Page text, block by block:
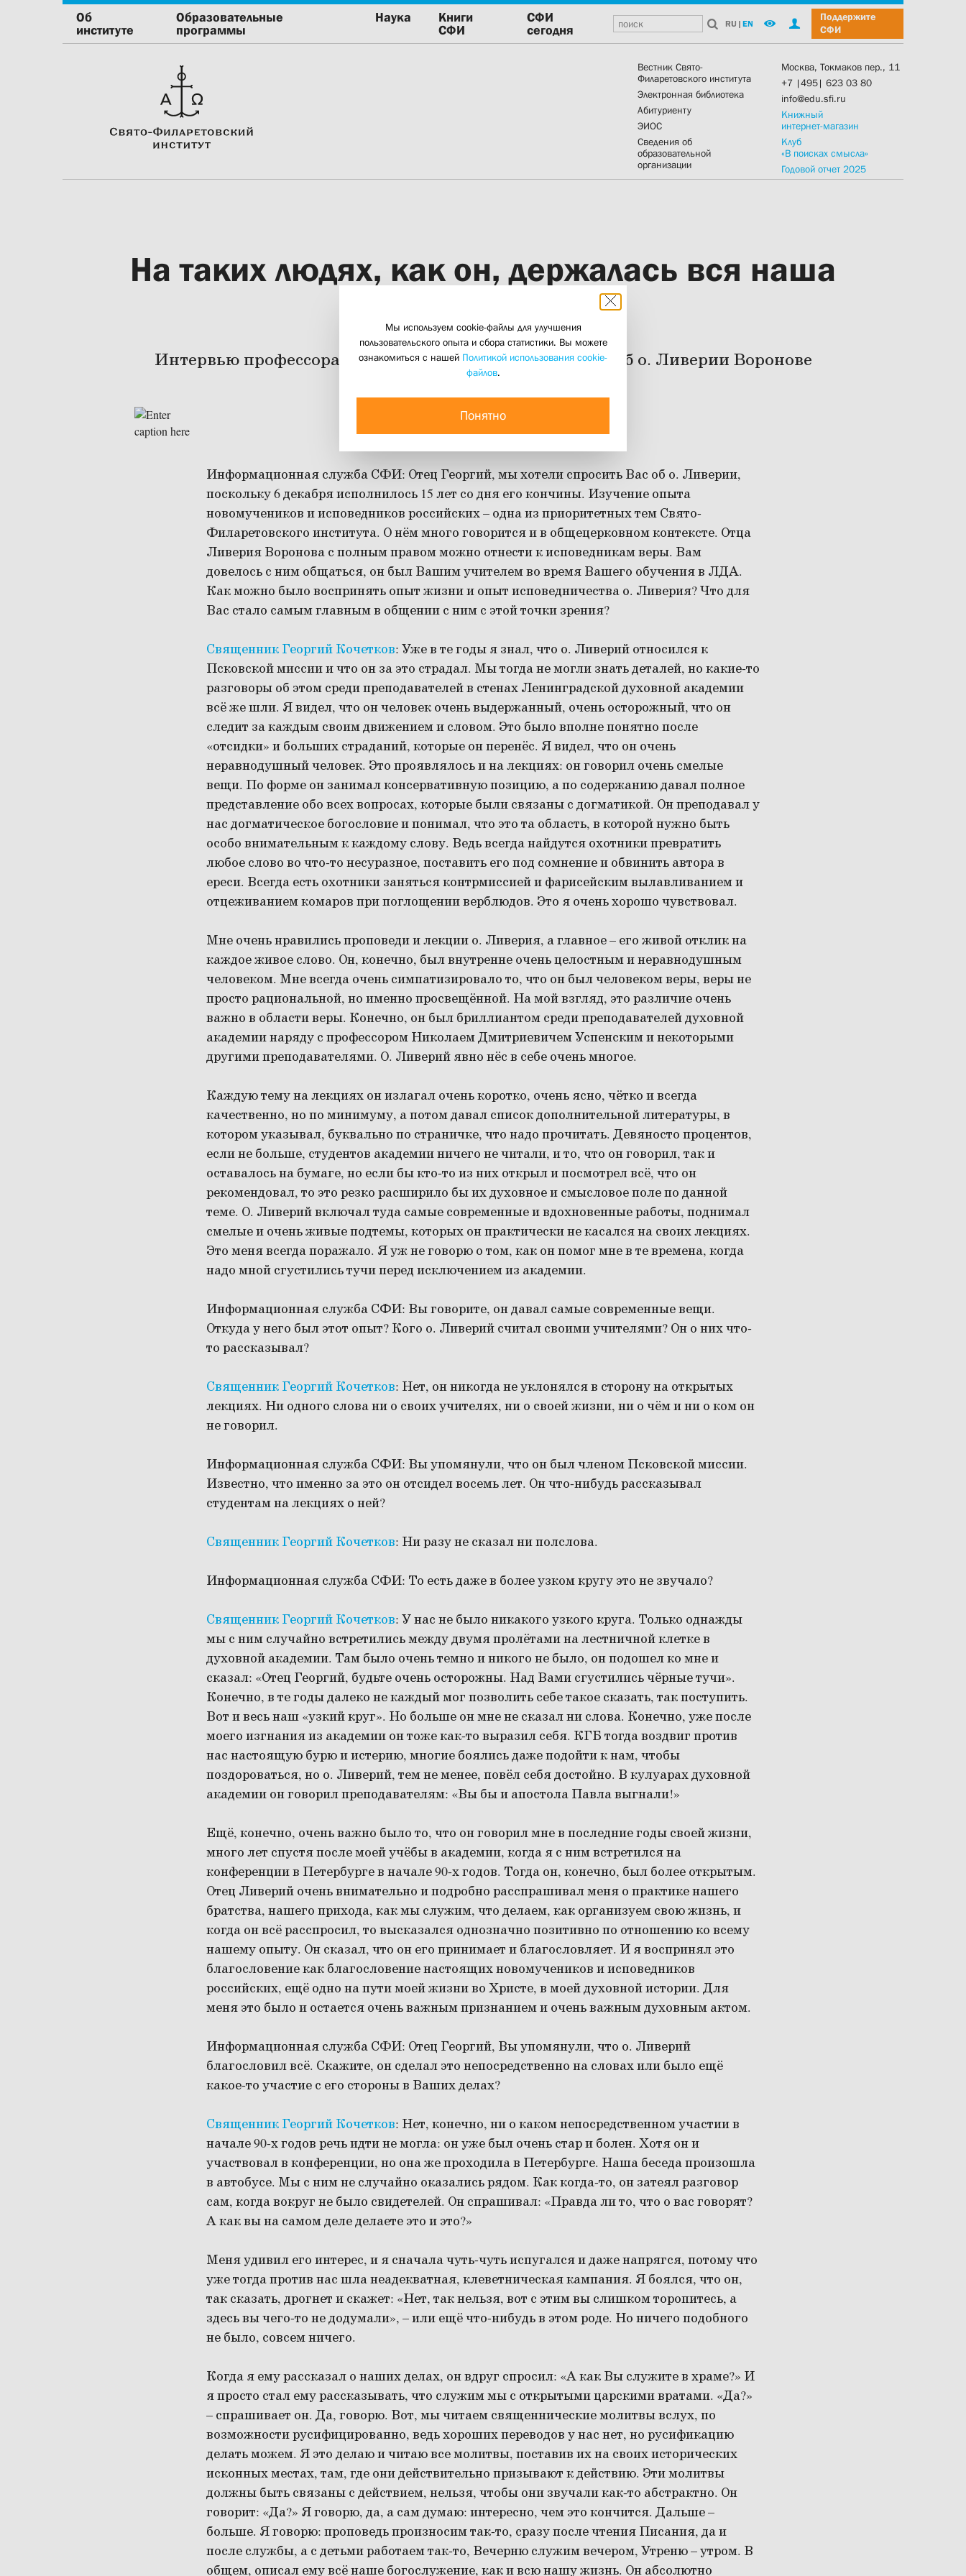
Об
институте
Образовательные
программы
Наука
Книги
СФИ
СФИ
сегодня
RU | EN
Поддержите
СФИ
Вестник Свято-
Филаретовского института
Электронная библиотека
Абитуриенту
ЭИОС
Сведения об
образовательной
организации
Москва, Токмаков пер., 11
+7 |495| 623 03 80
info@edu.sfi.ru
Книжный
интернет-магазин
Клуб
«В поисках смысла»
Годовой отчет 2025
На таких людях, как он, держалась вся наша
Интервью профессора священника Георгия Кочеткова об о. Ливерии Воронове
07 декабря 2010
Информационная служба СФИ: Отец Георгий, мы хотели спросить Вас об о. Ливерии,
поскольку 6 декабря исполнилось 15 лет со дня его кончины. Изучение опыта
новомучеников и исповедников российских – одна из приоритетных тем Свято-
Филаретовского института. О нём много говорится и в общецерковном контексте. Отца
Ливерия Воронова с полным правом можно отнести к исповедникам веры. Вам
довелось с ним общаться, он был Вашим учителем во время Вашего обучения в ЛДА.
Как можно было воспринять опыт жизни и опыт исповедничества о. Ливерия? Что для
Вас стало самым главным в общении с ним с этой точки зрения?
Священник Георгий Кочетков: Уже в те годы я знал, что о. Ливерий относился к
Псковской миссии и что он за это страдал. Мы тогда не могли знать деталей, но какие-то
разговоры об этом среди преподавателей в стенах Ленинградской духовной академии
всё же шли. Я видел, что он человек очень выдержанный, очень осторожный, что он
следит за каждым своим движением и словом. Это было вполне понятно после
«отсидки» и больших страданий, которые он перенёс. Я видел, что он очень
неравнодушный человек. Это проявлялось и на лекциях: он говорил очень смелые
вещи. По форме он занимал консервативную позицию, а по содержанию давал полное
представление обо всех вопросах, которые были связаны с догматикой. Он преподавал у
нас догматическое богословие и понимал, что это та область, в которой нужно быть
особо внимательным к каждому слову. Ведь всегда найдутся охотники превратить
любое слово во что-то несуразное, поставить его под сомнение и обвинить автора в
ереси. Всегда есть охотники заняться контрмиссией и фарисейским вылавливанием и
отцеживанием комаров при поглощении верблюдов. Это я очень хорошо чувствовал.
Мне очень нравились проповеди и лекции о. Ливерия, а главное – его живой отклик на
каждое живое слово. Он, конечно, был внутренне очень целостным и неравнодушным
человеком. Мне всегда очень симпатизировало то, что он был человеком веры, веры не
просто рациональной, но именно просвещённой. На мой взгляд, это различие очень
важно в области веры. Конечно, он был бриллиантом среди преподавателей духовной
академии наряду с профессором Николаем Дмитриевичем Успенским и некоторыми
другими преподавателями. О. Ливерий явно нёс в себе очень многое.
Каждую тему на лекциях он излагал очень коротко, очень ясно, чётко и всегда
качественно, но по минимуму, а потом давал список дополнительной литературы, в
котором указывал, буквально по страничке, что надо прочитать. Девяносто процентов,
если не больше, студентов академии ничего не читали, и то, что он говорил, так и
оставалось на бумаге, но если бы кто-то из них открыл и посмотрел всё, что он
рекомендовал, то это резко расширило бы их духовное и смысловое поле по данной
теме. О. Ливерий включал туда самые современные и вдохновенные работы, поднимал
смелые и очень живые подтемы, которых он практически не касался на своих лекциях.
Это меня всегда поражало. Я уж не говорю о том, как он помог мне в те времена, когда
надо мной сгустились тучи перед исключением из академии.
Информационная служба СФИ: Вы говорите, он давал самые современные вещи.
Откуда у него был этот опыт? Кого о. Ливерий считал своими учителями? Он о них что-
то рассказывал?
Священник Георгий Кочетков: Нет, он никогда не уклонялся в сторону на открытых
лекциях. Ни одного слова ни о своих учителях, ни о своей жизни, ни о чём и ни о ком он
не говорил.
Информационная служба СФИ: Вы упомянули, что он был членом Псковской миссии.
Известно, что именно за это он отсидел восемь лет. Он что-нибудь рассказывал
студентам на лекциях о ней?
Священник Георгий Кочетков: Ни разу не сказал ни полслова.
Информационная служба СФИ: То есть даже в более узком кругу это не звучало?
Священник Георгий Кочетков: У нас не было никакого узкого круга. Только однажды
мы с ним случайно встретились между двумя пролётами на лестничной клетке в
духовной академии. Там было очень темно и никого не было, он подошел ко мне и
сказал: «Отец Георгий, будьте очень осторожны. Над Вами сгустились чёрные тучи».
Конечно, в те годы далеко не каждый мог позволить себе такое сказать, так поступить.
Вот и весь наш «узкий круг». Но больше он мне не сказал ни слова. Конечно, уже после
моего изгнания из академии он тоже как-то выразил себя. КГБ тогда воздвиг против
нас настоящую бурю и истерию, многие боялись даже подойти к нам, чтобы
поздороваться, но о. Ливерий, тем не менее, повёл себя достойно. В кулуарах духовной
академии он говорил преподавателям: «Вы бы и апостола Павла выгнали!»
Ещё, конечно, очень важно было то, что он говорил мне в последние годы своей жизни,
много лет спустя после моей учёбы в академии, когда я с ним встретился на
конференции в Петербурге в начале 90-х годов. Тогда он, конечно, был более открытым.
Отец Ливерий очень внимательно и подробно расспрашивал меня о практике нашего
братства, нашего прихода, как мы служим, что делаем, как организуем свою жизнь, и
когда он всё расспросил, то высказался однозначно позитивно по отношению ко всему
нашему опыту. Он сказал, что он его принимает и благословляет. И я воспринял это
благословение как благословение настоящих новомучеников и исповедников
российских, ещё одно на пути моей жизни во Христе, в моей духовной истории. Для
меня это было и остается очень важным признанием и очень важным духовным актом.
Информационная служба СФИ: Отец Георгий, Вы упомянули, что о. Ливерий
благословил всё. Скажите, он сделал это непосредственно на словах или было ещё
какое-то участие с его стороны в Ваших делах?
Священник Георгий Кочетков: Нет, конечно, ни о каком непосредственном участии в
начале 90-х годов речь идти не могла: он уже был очень стар и болен. Хотя он и
участвовал в конференции, но она же проходила в Петербурге. Наша беседа произошла
в автобусе. Мы с ним не случайно оказались рядом. Как когда-то, он затеял разговор
сам, когда вокруг не было свидетелей. Он спрашивал: «Правда ли то, что о вас говорят?
А как вы на самом деле делаете это и это?»
Меня удивил его интерес, и я сначала чуть-чуть испугался и даже напрягся, потому что
уже тогда против нас шла неадекватная, клеветническая кампания. Я боялся, что он,
так сказать, дрогнет и скажет: «Нет, так нельзя, вот с этим вы слишком торопитесь, а
здесь вы чего-то не додумали», – или ещё что-нибудь в этом роде. Но ничего подобного
не было, совсем ничего.
Когда я ему рассказал о наших делах, он вдруг спросил: «А как Вы служите в храме?» И
я просто стал ему рассказывать, что служим мы с открытыми царскими вратами. «Да?»
– спрашивает он. Да, говорю. Вот, мы читаем священнические молитвы вслух, по
возможности русифицированно, ведь хороших переводов у нас нет, но русификацию
делать можем. Я это делаю и читаю все молитвы, поставив их на своих исторических
исконных местах, там, где они действительно призывают к действию. Эти молитвы
должны быть связаны с действием, нельзя, чтобы они звучали как-то абстрактно. Он
говорит: «Да?» Я говорю, да, а сам думаю: интересно, чем это кончится. Дальше –
больше. Я говорю: проповедь произносим так-то, сразу после чтения Писания, да и
после службы, а с детьми работаем так-то, Вечерню служим вечером, Утреню – утром. В
общем, описал ему всё наше богослужение, как и всю нашу жизнь. Он абсолютно
Мы используем cookie-файлы для улучшения
пользовательского опыта и сбора статистики. Вы можете
ознакомиться с нашей Политикой использования cookie-
файлов.
Понятно